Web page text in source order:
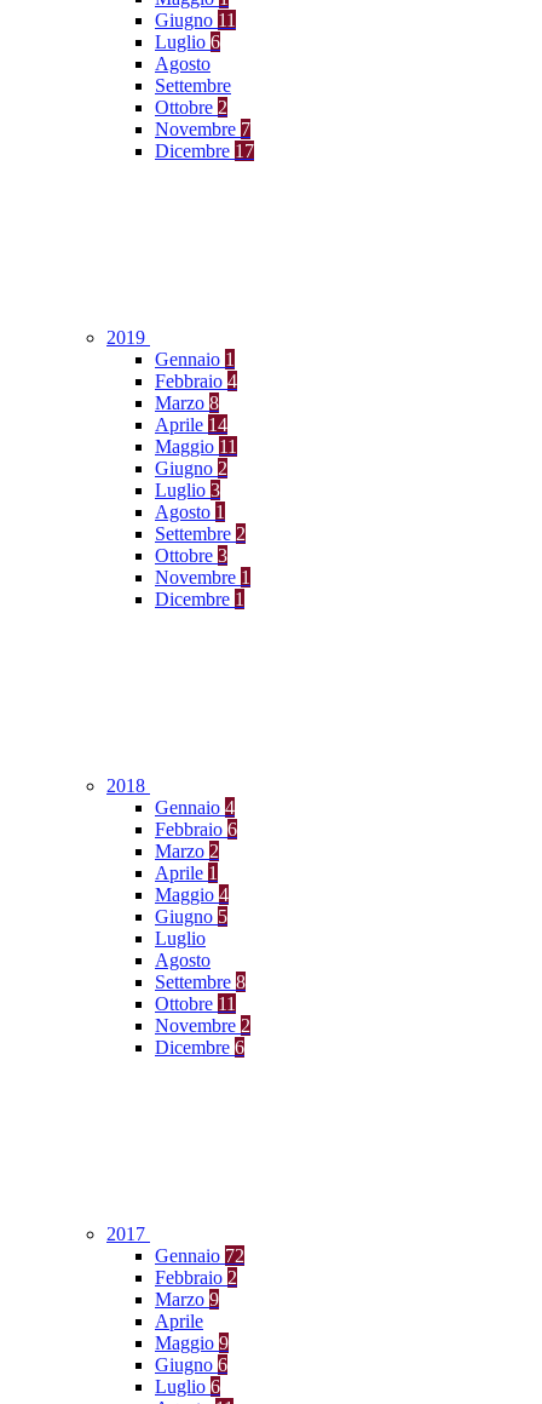
Giugno 11
Luglio 6
Agosto
Settembre
Ottobre 2
Novembre 7
Dicembre 17
2019
Gennaio 1
Febbraio 4
Marzo 8
Aprile 14
Maggio 11
Giugno 2
Luglio 3
Agosto 1
Settembre 2
Ottobre 3
Novembre 1
Dicembre 1
2018
Gennaio 4
Febbraio 6
Marzo 2
Aprile 1
Maggio 4
Giugno 5
Luglio
Agosto
Settembre 8
Ottobre 11
Novembre 2
Dicembre 6
2017
Gennaio 72
Febbraio 2
Marzo 9
Aprile
Maggio 9
Giugno 6
Luglio 6